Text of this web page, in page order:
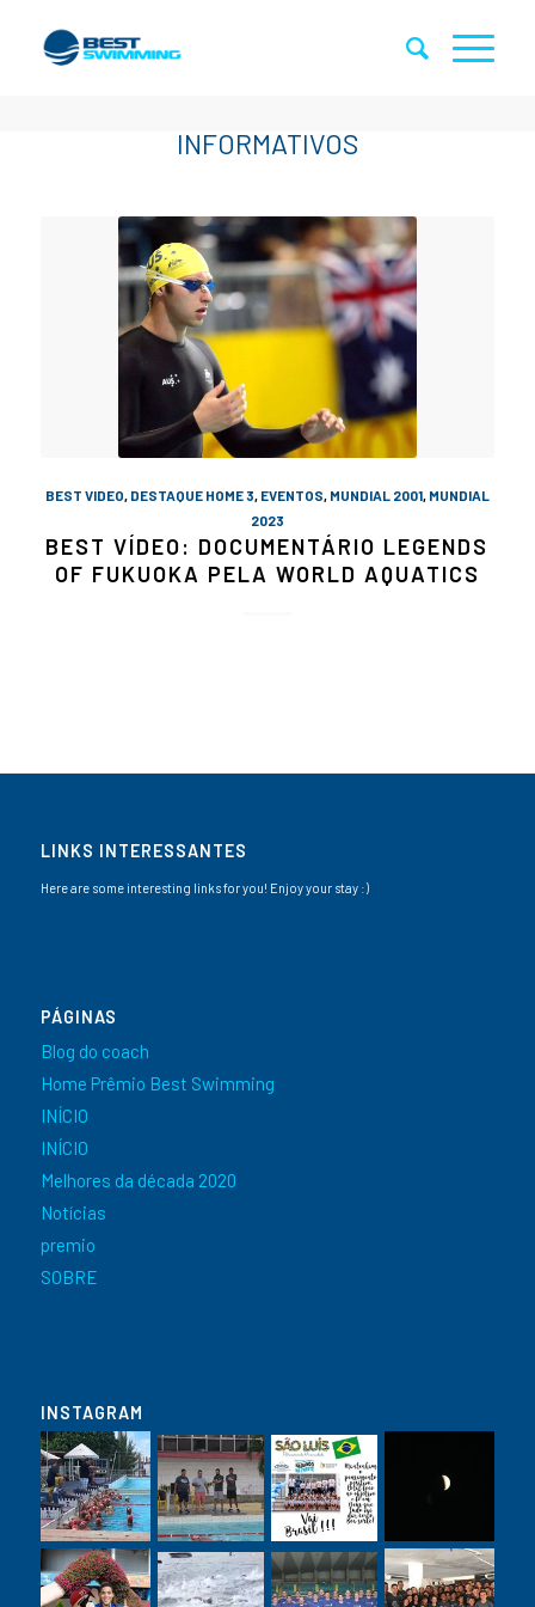
BEST VIDEO, DESTAQUE HOME 3, EVENTOS, MUNDIAL 2001, MUNDIAL
2023
BEST VÍDEO: DOCUMENTÁRIO LEGENDS
OF FUKUOKA PELA WORLD AQUATICS
LINKS INTERESSANTES
Here are some interesting links for you! Enjoy your stay :)
PÁGINAS
Blog do coach
Home Prêmio Best Swimming
INÍCIO
INÍCIO
Melhores da década 2020
Notícias
premio
SOBRE
INSTAGRAM